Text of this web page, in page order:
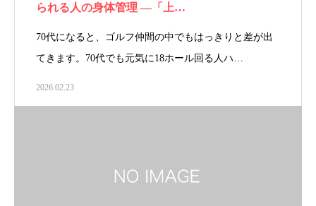
られる人の身体管理 ―「上…
70代になると、ゴルフ仲間の中でもはっきりと差が出
てきます。70代でも元気に18ホール回る人ハ…
2026.02.23